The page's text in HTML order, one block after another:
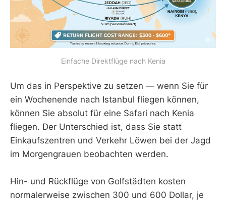
Einfache Direktflüge nach Kenia
Um das in Perspektive zu setzen — wenn Sie für
ein Wochenende nach Istanbul fliegen können,
können Sie absolut für eine Safari nach Kenia
fliegen. Der Unterschied ist, dass Sie statt
Einkaufszentren und Verkehr Löwen bei der Jagd
im Morgengrauen beobachten werden.
Hin- und Rückflüge von Golfstädten kosten
normalerweise zwischen 300 und 600 Dollar, je